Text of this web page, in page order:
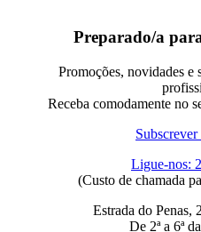
Preparado/a
Promoções, novidades e
Receba comodamente no
Ligue-nos:
(Custo de chamada
Estrada do
De 2ª a 6ª